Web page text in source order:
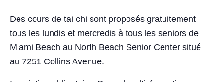
Des cours de tai-chi sont proposés gratuitement
tous les lundis et mercredis à tous les seniors de
Miami Beach au North Beach Senior Center situé
au 7251 Collins Avenue.